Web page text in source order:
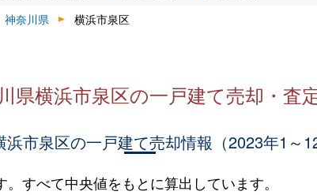
神奈川県 横浜市泉区
県横浜市泉区の一戸建て売却・査
市泉区の一戸建て売却情報（2023年1～12
すべて中央値をもとに算出しています。